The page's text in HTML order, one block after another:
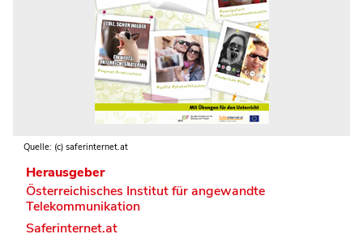
Quelle: (c) saferinternet.at
Herausgeber
Österreichisches Institut für angewandte
Telekommunikation
Saferinternet.at